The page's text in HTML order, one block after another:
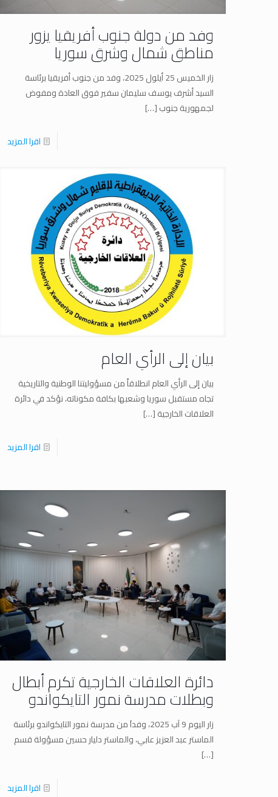
وفد من دولة جنوب أفريقيا يزور
مناطق شمال وشرق سوريا
زار الخميس 25 أيلول 2025، وفد من جنوب أفريقيا برئاسة
السيد أشرف يوسف سليمان سفير فوق العادة ومفوض
لجمهورية جنوب[…]
اقرا المزيد
بيان إلى الرأي العام
بيان إلى الرأي العام انطلاقاً من مسؤوليتنا الوطنية والتاريخية
تجاه مستقبل سوريا وشعبها بكافة مكوناته، نؤكد في دائرة
العلاقات الخارجية[…]
اقرا المزيد
دائرة العلاقات الخارجية تكرم أبطال
وبطلات مدرسة نمور التايكواندو
زار اليوم 9 آب 2025، وفداَ من مدرسة نمور التايكواندو برئاسة
الماستر عبد العزيز عابي، والماستر دليار حسين مسؤولة قسم
[…]
اقرا المزيد